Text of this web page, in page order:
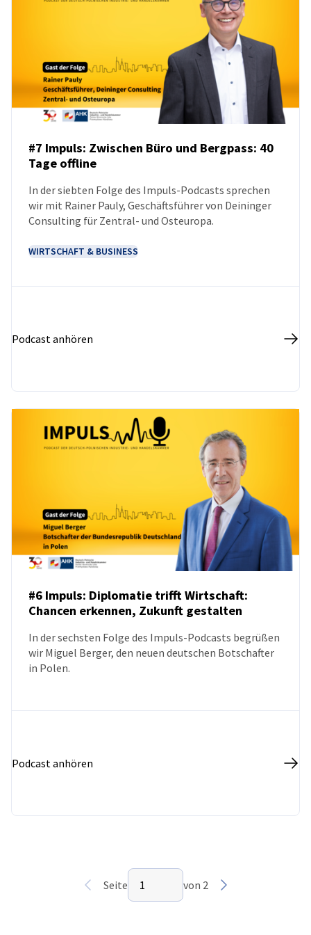
#7 Impuls: Zwischen Büro und Bergpass: 40
Tage offline
In der siebten Folge des Impuls-Podcasts sprechen
wir mit Rainer Pauly, Geschäftsführer von Deininger
Consulting für Zentral- und Osteuropa.
WIRTSCHAFT & BUSINESS
Podcast anhören
#6 Impuls: Diplomatie trifft Wirtschaft:
Chancen erkennen, Zukunft gestalten
In der sechsten Folge des Impuls-Podcasts begrüßen
wir Miguel Berger, den neuen deutschen Botschafter
in Polen.
Podcast anhören
Seite 1 von 2
Vorherige
Seite
Seite auswählen
1 von 2
Nächste